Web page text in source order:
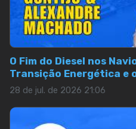
O Fim do Diesel nos
Transição Energética e
Etanol
28 de jul. de 2026 21:06